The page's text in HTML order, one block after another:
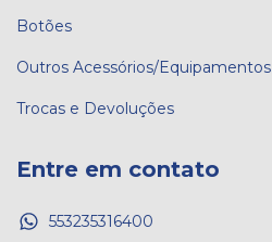
Botões
Outros Acessórios/Equipamentos
Trocas e Devoluções
Entre em contato
553235316400